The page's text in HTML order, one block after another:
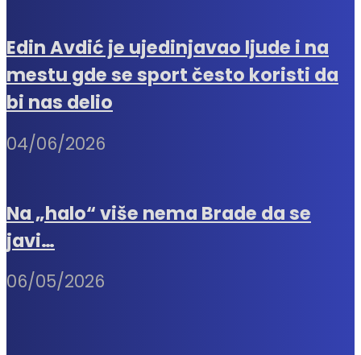
Edin Avdić je ujedinjavao ljude i na
mestu gde se sport često koristi da
bi nas delio
04/06/2026
Na „halo“ više nema Brade da se
javi…
06/05/2026